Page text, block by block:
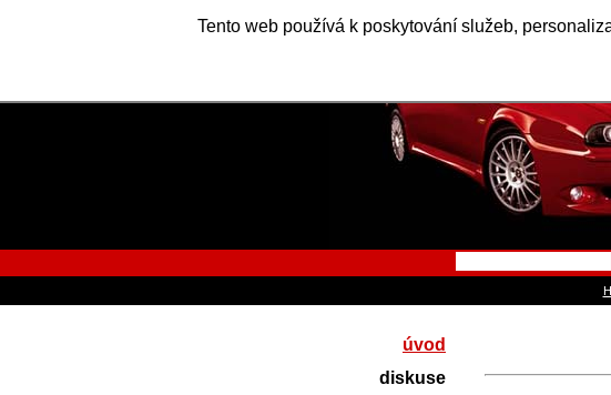
Tento web používá k poskytování služeb,
úvod
diskuse